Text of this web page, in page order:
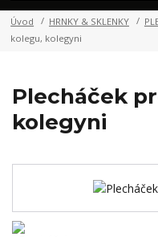
Úvod HRNKY & SKLENKY
kolegu, kolegyni
Plecháček
kolegyni